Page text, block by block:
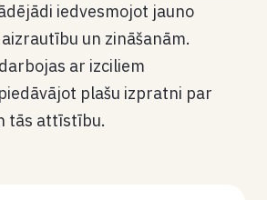
iedvesmojot jauno
un zināšanām.
ar izciliem
plašu izpratni par
tās attīstību.